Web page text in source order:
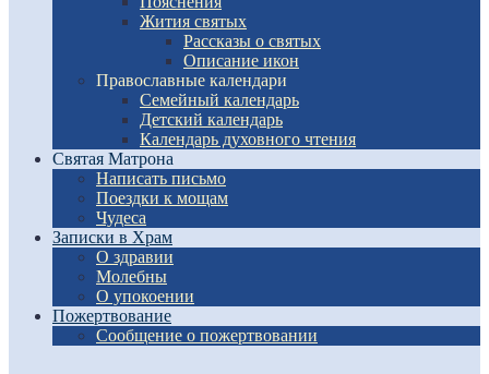
Жития святых
Рассказы о святых
Описание икон
Православные календари
Семейный календарь
Детский календарь
Календарь духовного чтения
Святая Матрона
Написать письмо
Поездки к мощам
Чудеса
Записки в Храм
О здравии
Молебны
О упокоении
Пожертвование
Сообщение о пожертвовании